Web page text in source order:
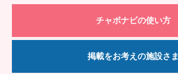
チャボナビの使い方
掲載をお考えの施設さま